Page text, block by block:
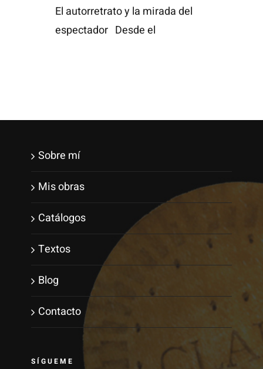
El autorretrato y la mirada del
espectador Desde el
Sobre mí
Mis obras
Catálogos
Textos
Blog
Contacto
SÍGUEME